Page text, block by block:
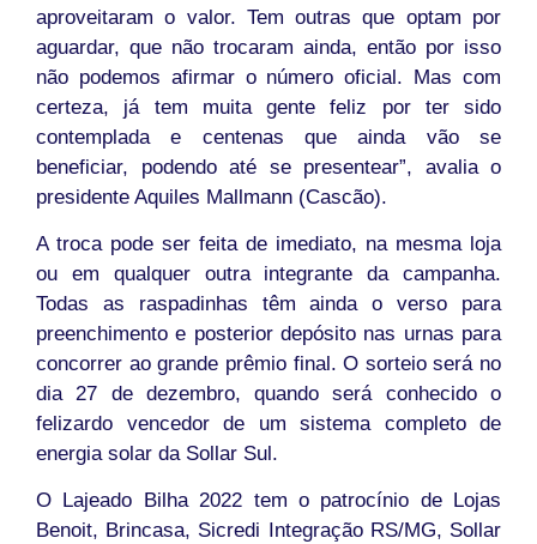
aproveitaram o valor. Tem outras que optam por
aguardar, que não trocaram ainda, então por isso
não podemos afirmar o número oficial. Mas com
certeza, já tem muita gente feliz por ter sido
contemplada e centenas que ainda vão se
beneficiar, podendo até se presentear”, avalia o
presidente Aquiles Mallmann (Cascão).
A troca pode ser feita de imediato, na mesma loja
ou em qualquer outra integrante da campanha.
Todas as raspadinhas têm ainda o verso para
preenchimento e posterior depósito nas urnas para
concorrer ao grande prêmio final. O sorteio será no
dia 27 de dezembro, quando será conhecido o
felizardo vencedor de um sistema completo de
energia solar da Sollar Sul.
O Lajeado Bilha 2022 tem o patrocínio de Lojas
Benoit, Brincasa, Sicredi Integração RS/MG, Sollar